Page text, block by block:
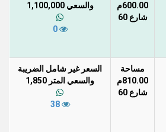
600.00م
شارع 60
والسعي 1,100,000
0
مساحة
810.00م
شارع 60
السعر غير شامل الضريبة
والسعي المتر 1,850
38